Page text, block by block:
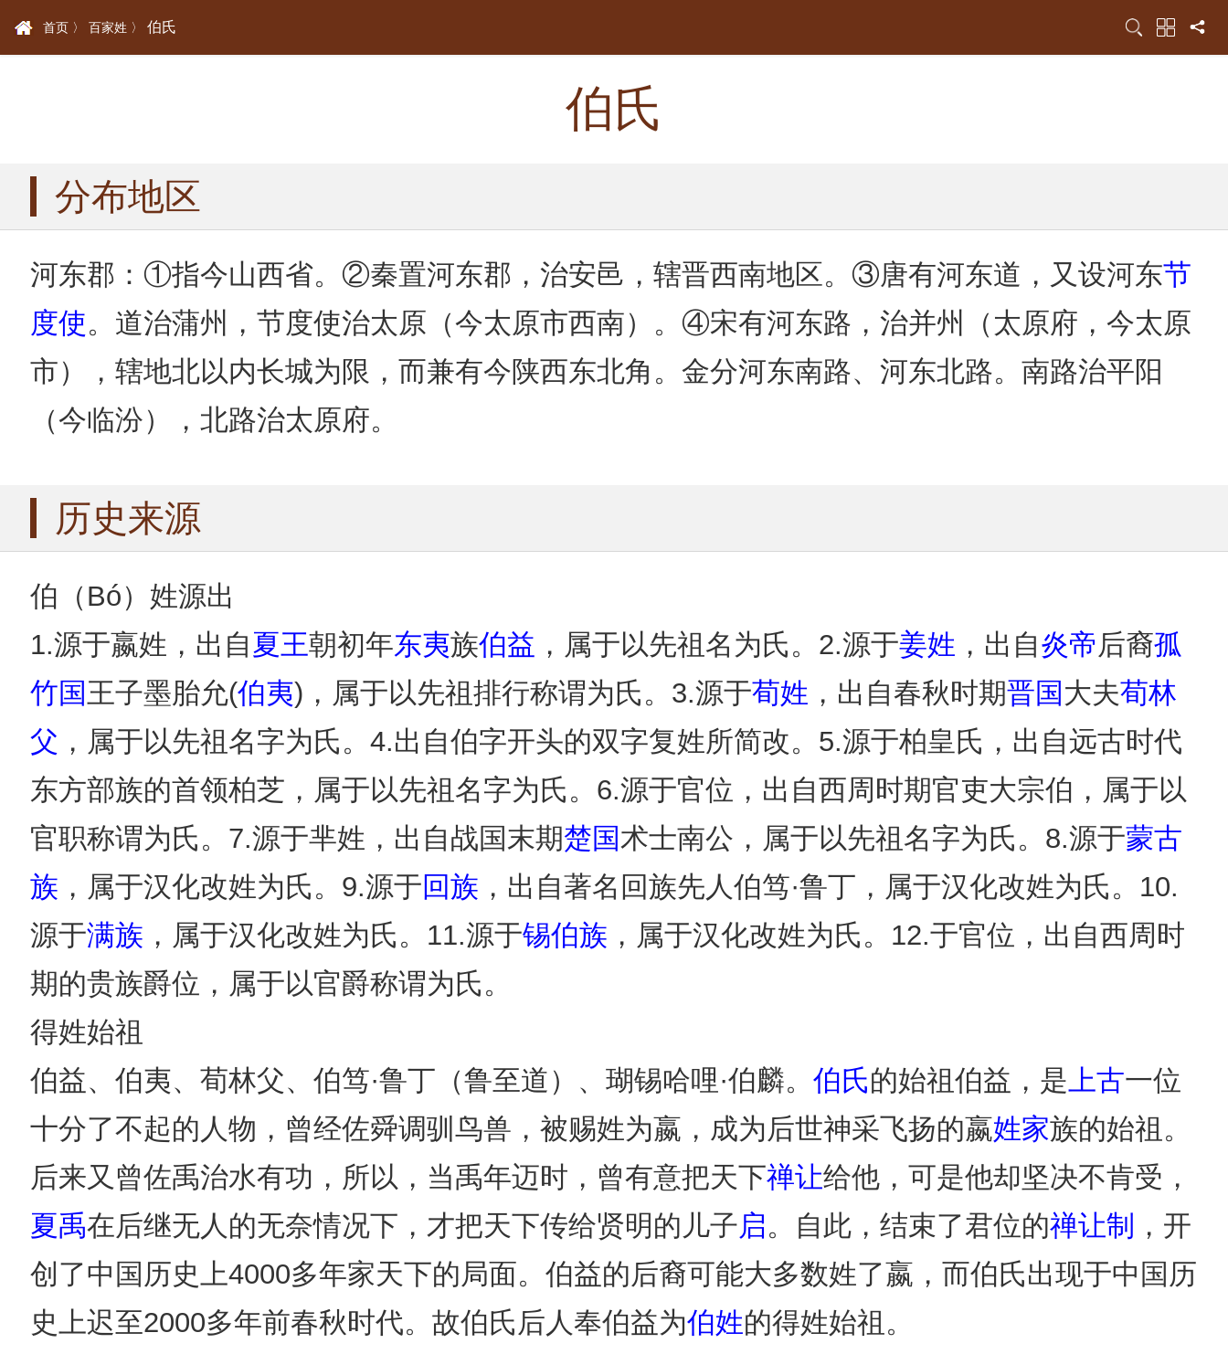
首页 〉 百家姓 〉 伯氏
伯氏
分布地区
河东郡：①指今山西省。②秦置河东郡，治安邑，辖晋西南地区。③唐有河东道，又设河东节
度使。道治蒲州，节度使治太原（今太原市西南）。④宋有河东路，治并州（太原府，今太原
市），辖地北以内长城为限，而兼有今陕西东北角。金分河东南路、河东北路。南路治平阳
（今临汾），北路治太原府。
历史来源
伯（Bó）姓源出
1.源于嬴姓，出自夏王朝初年东夷族伯益 ，属于以先祖名为氏。2.源于姜姓 ，出自炎帝后裔孤
竹国王子墨胎允(伯夷)，属于以先祖排行称谓为氏。3.源于荀姓 ，出自春秋时期晋国 大夫荀林
父 ，属于以先祖名字为氏。4.出自伯字开头的双字复姓所简改。5.源于柏皇氏，出自远古时代
东方部族的首领柏芝，属于以先祖名字为氏。6.源于官位，出自西周时期官吏大宗伯，属于以
官职称谓为氏。7.源于芈姓，出自战国末期楚国术士南公，属于以先祖名字为氏。8.源于蒙古
族 ，属于汉化改姓为氏。9.源于回族 ，出自著名回族先人伯笃·鲁丁，属于汉化改姓为氏。10.
源于满族 ，属于汉化改姓为氏。11.源于锡伯族 ，属于汉化改姓为氏。12.于官位，出自西周时
期的贵族爵位，属于以官爵称谓为氏。
得姓始祖
伯益、伯夷、荀林父、伯笃·鲁丁（鲁至道）、瑚锡哈哩·伯麟。伯氏的始祖伯益，是上古一位
十分了不起的人物，曾经佐舜调驯鸟兽，被赐姓为嬴，成为后世神采飞扬的嬴姓家族的始祖。
后来又曾佐禹治水有功，所以，当禹年迈时，曾有意把天下禅让给他，可是他却坚决不肯受，
夏禹在后继无人的无奈情况下，才把天下传给贤明的儿子启。自此，结束了君位的禅让制
，开
创了中国历史上4000多年家天下的局面。伯益的后裔可能大多数姓了嬴，而伯氏出现于中国历
史上迟至2000多年前春秋时代。故伯氏后人奉伯益为伯姓的得姓始祖。